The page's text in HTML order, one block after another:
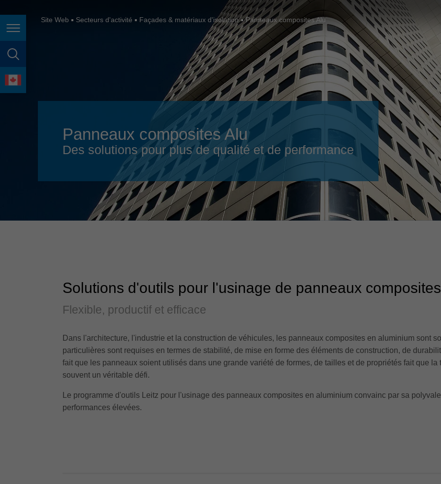
page search
language
France français
Great Britain english
italiano
english
Japan (日本) 日本語
Lietuva english
Magyarország magyar
Malaysia english
México
Suomi
Taiwan
Türkiye
USA
Việt Nam
中国
ประเทศไทย
Україна
Site Web Secteurs d'activité Façades & matériaux d'isolation Panneaux composites Alu
Panneaux composites Alu
Des solutions pour plus de qualité et de performance
Solutions d'outils pour l'usinage de panneaux
Flexible, productif et efficace
Dans l'architecture, l'industrie et la construction de véhicules, les panneaux composites en aluminium sont
particulières sont requises en termes de stabilité, de mise en forme des éléments de construction, de
fait que les panneaux soient utilisés dans une grande variété de formes, de tailles et de propriétés fait que
souvent un véritable défi.
Le programme d'outils Leitz pour l'usinage des panneaux composites en aluminium convainc par sa
performances élevées.